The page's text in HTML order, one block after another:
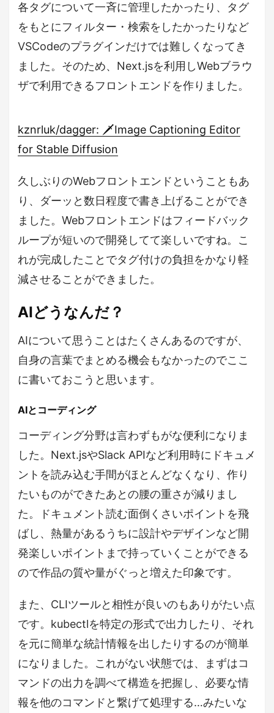
各タグについて一斉に管理したかったり、タグ
をもとにフィルター・検索をしたかったりなど
VSCodeのプラグインだけでは難しくなってき
ました。そのため、Next.jsを利用しWebブラウ
ザで利用できるフロントエンドを作りました。
kznrluk/dagger: 🗡️Image Captioning Editor
for Stable Diffusion
久しぶりのWebフロントエンドということもあ
り、ダーッと数日程度で書き上げることができ
ました。Webフロントエンドはフィードバック
ループが短いので開発してて楽しいですね。こ
れが完成したことでタグ付けの負担をかなり軽
減させることができました。
AIどうなんだ？
AIについて思うことはたくさんあるのですが、
自身の言葉でまとめる機会もなかったのでここ
に書いておこうと思います。
AIとコーディング
コーディング分野は言わずもがな便利になりま
した。Next.jsやSlack APIなど利用時にドキュメ
ントを読み込む手間がほとんどなくなり、作り
たいものができたあとの腰の重さが減りまし
た。ドキュメント読む面倒くさいポイントを飛
ばし、熱量があるうちに設計やデザインなど開
発楽しいポイントまで持っていくことができる
ので作品の質や量がぐっと増えた印象です。
また、CLIツールと相性が良いのもありがたい点
です。kubectlを特定の形式で出力したり、それ
を元に簡単な統計情報を出したりするのが簡単
になりました。これがない状態では、まずはコ
マンドの出力を調べて構造を把握し、必要な情
報を他のコマンドと繋げて処理する…みたいな